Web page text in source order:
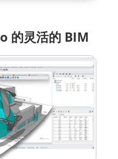
的灵活的 BIM